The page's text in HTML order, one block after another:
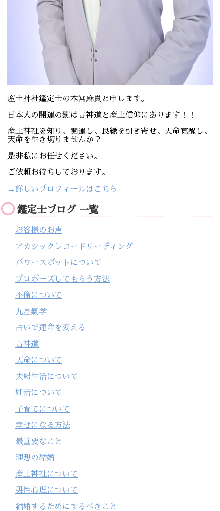
産土神社鑑定士の本宮麻貴と申します。
日本人の開運の鍵は古神道と産土信仰にあります！！
産土神社を知り、開運し、良縁を引き寄せ、天命覚醒し、
天命を生き切りませんか？
是非私にお任せください。
ご依頼お待ちしております。
→詳しいプロフィールはこちら
鑑定士ブログ 一覧
お客様のお声
アカシックレコードリーディング
パワースポットについて
プロポーズしてもらう方法
不倫について
九星氣学
占いで運命を変える
古神道
天命について
夫婦生活について
妊活について
子育てについて
幸せになる方法
最重要なこと
理想の結婚
産土神社について
男性心理について
結婚するためにするべきこと